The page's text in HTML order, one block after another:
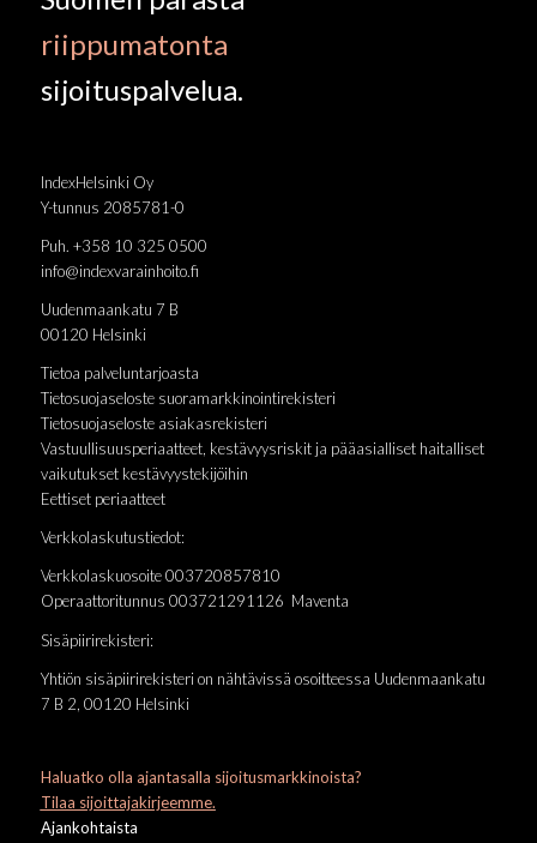
riippumatonta
sijoituspalvelua.
IndexHelsinki Oy
Y-tunnus 2085781-0
Puh. +358 10 325 0500
info@indexvarainhoito.fi
Uudenmaankatu 7 B
00120 Helsinki
Tietoa palveluntarjoasta
Tietosuojaseloste suoramarkkinointirekisteri
Tietosuojaseloste asiakasrekisteri
Vastuullisuusperiaatteet, kestävyysriskit ja pääasialliset haitalliset
vaikutukset kestävyystekijöihin
Eettiset periaatteet
Verkkolaskutustiedot:
Verkkolaskuosoite 003720857810
Operaattoritunnus 003721291126 Maventa
Sisäpiirirekisteri:
Yhtiön sisäpiirirekisteri on nähtävissä osoitteessa Uudenmaankatu
7 B 2, 00120 Helsinki
Haluatko olla ajantasalla sijoitusmarkkinoista?
Tilaa sijoittajakirjeemme.
Ajankohtaista